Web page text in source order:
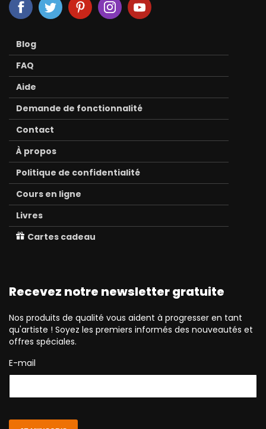
Blog
FAQ
Aide
Demande de fonctionnalité
Contact
À propos
Politique de confidentialité
Cours en ligne
Livres
Cartes cadeau
Recevez notre newsletter gratuite
Nos produits de qualité vous aident à progresser en tant
qu'artiste ! Soyez les premiers informés des nouveautés et
offres spéciales.
E-mail